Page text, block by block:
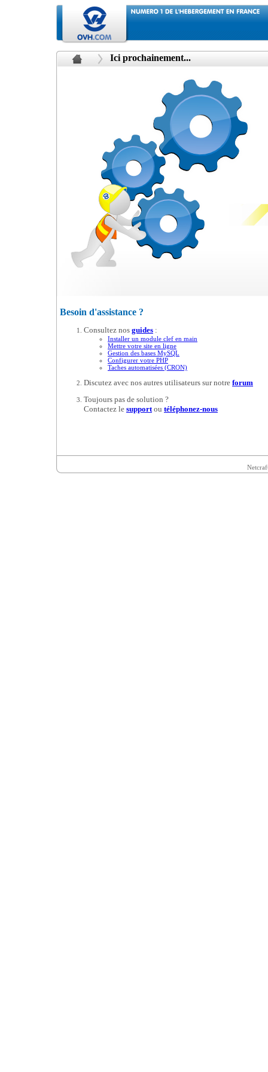
Ici prochainement...
Besoin d'assistance ?
Consultez nos guides :
Installer un module clef en main
Mettre votre site en ligne
Gestion des bases MySQL
Configurer votre PHP
Taches automatisées (CRON)
Discutez avec nos autres utilisateurs sur notre forum
Toujours pas de solution ?
Contactez le supportou téléphonez-nous